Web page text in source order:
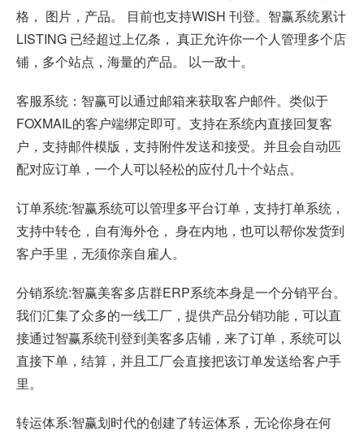
格， 图片，产品。 目前也支持WISH 刊登。智赢系统累计
LISTING 已经超过上亿条， 真正允许你一个人管理多个店
铺，多个站点，海量的产品。 以一敌十。
客服系统：智赢可以通过邮箱来获取客户邮件。类似于
FOXMAIL的客户端绑定即可。支持在系统内直接回复客
户，支持邮件模版，支持附件发送和接受。并且会自动匹
配对应订单，一个人可以轻松的应付几十个站点。
订单系统:智赢系统可以管理多平台订单，支持打单系统，
支持中转仓，自有海外仓， 身在内地，也可以帮你发货到
客户手里，无须你亲自雇人。
分销系统:智赢美客多店群ERP系统本身是一个分销平台。
我们汇集了众多的一线工厂，提供产品分销功能，可以直
接通过智赢系统刊登到美客多店铺 ，来了订单，系统可以
直接下单，结算，并且工厂会直接把该订单发送给客户手
里。
转运体系:智赢划时代的创建了转运体系，无论你身在何